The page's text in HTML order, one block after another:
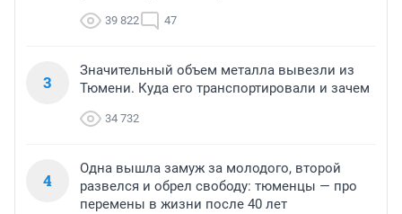
39 822 47
3
Значительный объем металла вывезли из
Тюмени. Куда его транспортировали и зачем
34 732
4
Одна вышла замуж за молодого, второй
развелся и обрел свободу: тюменцы — про
перемены в жизни после 40 лет